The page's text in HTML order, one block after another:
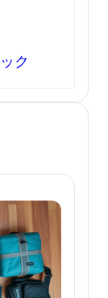
ク